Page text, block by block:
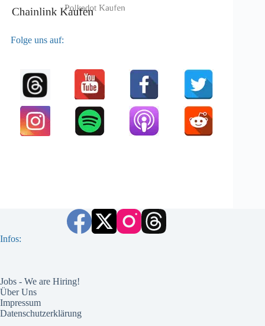
Folge uns auf:
Infos:
Jobs - We are Hiring!
Über Uns
Impressum
Datenschutzerklärung